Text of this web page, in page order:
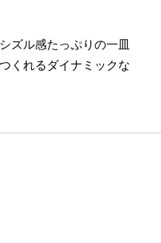
ズル感たっぷりの一皿
くれるダイナミックな